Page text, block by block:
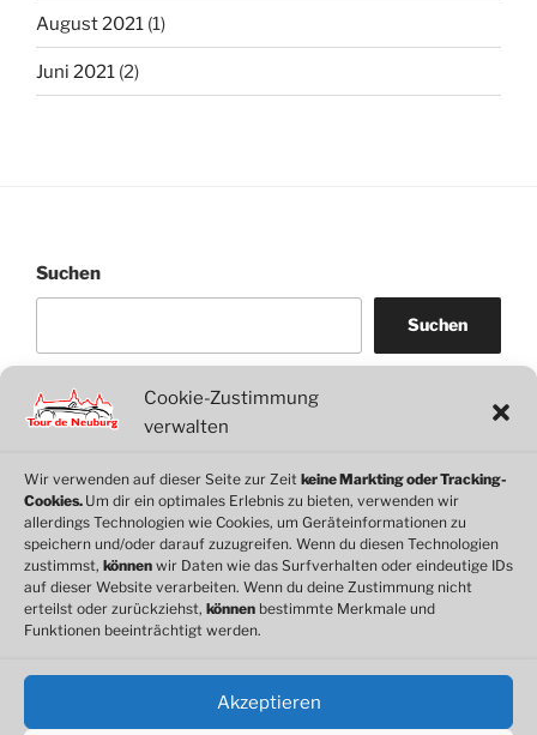
Cookie-Zustimmung
verwalten
Wir verwenden auf dieser Seite zur Zeit keine Markting oder Tracking-
Cookies. Um dir ein optimales Erlebnis zu bieten, verwenden wir
allerdings Technologien wie Cookies, um Geräteinformationen zu
speichern und/oder darauf zuzugreifen. Wenn du diesen Technologien
zustimmst, können wir Daten wie das Surfverhalten oder eindeutige IDs
auf dieser Website verarbeiten. Wenn du deine Zustimmung nicht
erteilst oder zurückziehst, können bestimmte Merkmale und
Funktionen beeinträchtigt werden.
Akzeptieren
August 2021 (1)
Juni 2021 (2)
Suchen
Suchen
WordPress
WhatsApp
Facebook
Link
© 2026 Motorclub Neuburg e.V.
Cookie-Richtlinie
Impressum